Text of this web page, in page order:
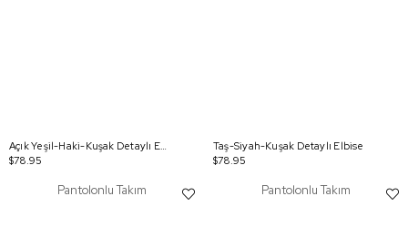
Açık Yeşil-Haki-Kuşak Detaylı Elbise
$78.95
Taş-Siyah-Kuşak Detaylı Elbise
$78.95
Pantolonlu Takım Pantolonlu Takım